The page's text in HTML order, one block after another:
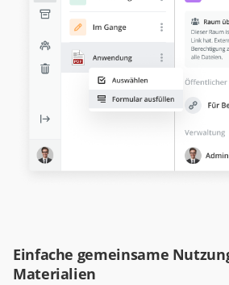
Einfache gemeinsame
Materialien